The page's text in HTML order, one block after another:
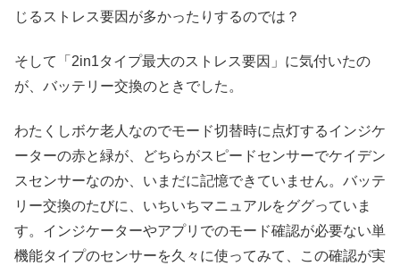
じるストレス要因が多かったりするのでは？
そして「2in1タイプ最大のストレス要因」に気付いたの
が、バッテリー交換のときでした。
わたくしボケ老人なのでモード切替時に点灯するインジケ
ーターの赤と緑が、どちらがスピードセンサーでケイデン
スセンサーなのか、いまだに記憶できていません。バッテ
リー交換のたびに、いちいちマニュアルをググっていま
す。インジケーターやアプリでのモード確認が必要ない単
機能タイプのセンサーを久々に使ってみて、この確認が実